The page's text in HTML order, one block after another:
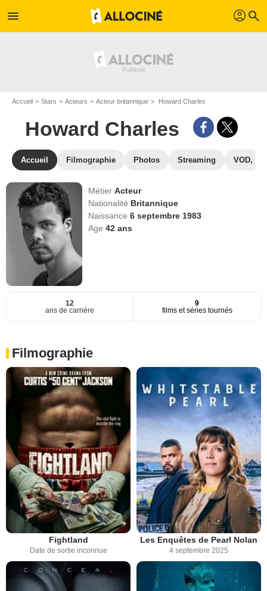
menu profil search
Accueil Stars Acteurs Acteur britannique Howard Charles
Howard Charles
Accueil Filmographie Photos Streaming VOD,
MétierActeur
Nationalité Britannique
Naissance6 septembre 1983
Age42 ans
12
ans de carrière
9
films et séries tournés
Filmographie
Fightland
Date de sortie inconnue
Les Enquêtes de Pearl Nolan
4 septembre 2025